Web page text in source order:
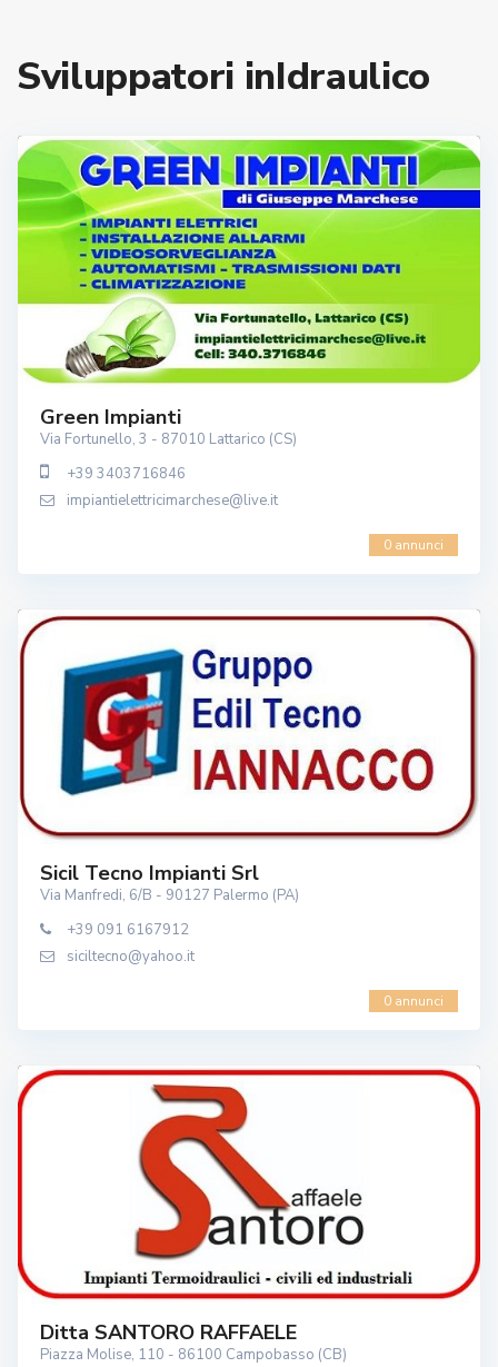
Sviluppatori inIdraulico
Green Impianti
Via Fortunello, 3 - 87010 Lattarico (CS)
+39 3403716846
impiantielettricimarchese@live.it
0 annunci
Sicil Tecno Impianti Srl
Via Manfredi, 6/B - 90127 Palermo (PA)
+39 091 6167912
siciltecno@yahoo.it
0 annunci
Ditta SANTORO RAFFAELE
Piazza Molise, 110 - 86100 Campobasso (CB)